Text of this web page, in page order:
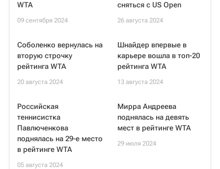
WTA
09 сентября 2024
сняться с US Open
26 августа 2024
Соболенко вернулась на
вторую строчку
рейтинга WTA
20 августа 2024
Шнайдер впервые в
карьере вошла в топ-20
рейтинга WTA
13 августа 2024
Российская
теннисистка
Павлюченкова
поднялась на 29-е место
в рейтинге WTA
05 августа 2024
Мирра Андреева
поднялась на девять
мест в рейтинге WTA
29 июля 2024